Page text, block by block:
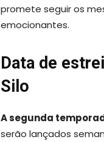
promete seguir os
emocionantes.
Data de
Silo
A segunda
serão lançados